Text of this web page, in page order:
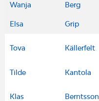
Wanja Berg
Elsa Grip
Tova Källerfelt
Tilde Kantola
Klas Berntsson